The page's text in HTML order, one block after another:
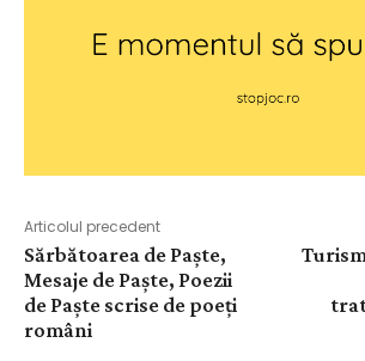
Articolul precedent
Sărbătoarea de Paște,
Mesaje de Paște, Poezii
de Paște scrise de poeți
români